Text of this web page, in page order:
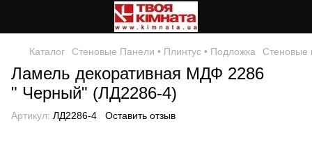
Каталог Стеновые Панели • Плинтус • Подложка Стеновые
Ламель декоративная МДФ 2286
" Черный" (ЛД2286-4)
Артикул: ЛД2286-4 Оставить отзыв